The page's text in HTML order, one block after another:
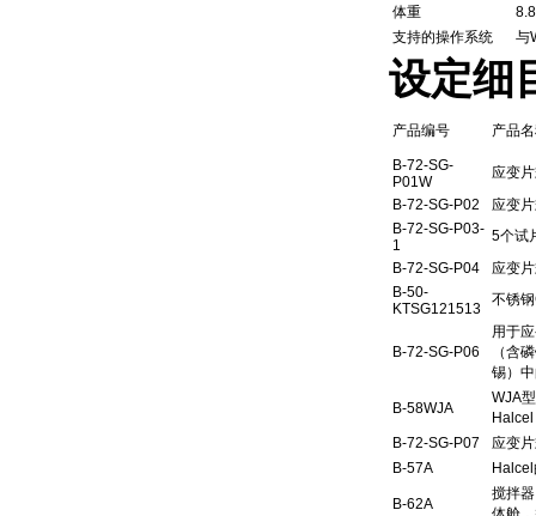
体重
支持的操作系统
与
设定细
产品编号 产品
B-72-SG-
P01W
应变
B-72-SG-P02
应变
B-72-SG-P03-
1
5个试
B-72-SG-P04
应变
B-50-
KTSG121513
不锈
B-72-SG-P06
用于
（含
锡）
B-58WJA
WJA
B-72-SG-P07
应变
B-57A
B-62A
搅拌